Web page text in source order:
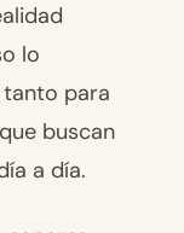
lo
para
buscan
a día.